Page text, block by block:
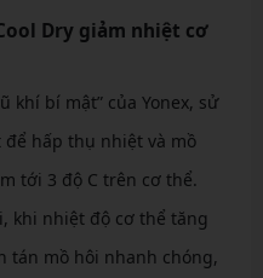
Dry giảm nhiệt cơ
khí bí mật” của Yonex, sử
hấp thụ nhiệt và mồ
tới 3 độ C trên cơ thể.
khi nhiệt độ cơ thể tăng
tán mồ hôi nhanh chóng,